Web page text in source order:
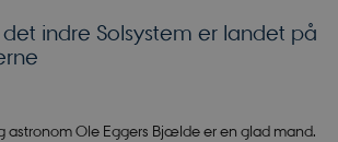
indre Solsystem er landet på
astronom Ole Eggers Bjælde er en glad mand.